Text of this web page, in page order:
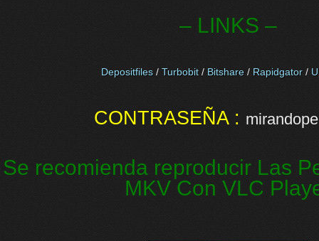
– LINKS –
Depositfiles / Turbobit / Bitshare / Rapidgator /
CONTRASEÑA :
Se recomienda reproducir Las
MKV Con VLC